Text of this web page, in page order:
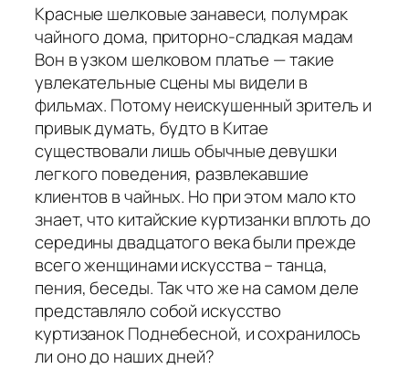
Красные шелковые занавеси, полумрак
чайного дома, приторно-сладкая мадам
Вон в узком шелковом платье — такие
увлекательные сцены мы видели в
фильмах. Потому неискушенный зритель и
привык думать, будто в Китае
существовали лишь обычные девушки
легкого поведения, развлекавшие
клиентов в чайных. Но при этом мало кто
знает, что китайские куртизанки вплоть до
середины двадцатого века были прежде
всего женщинами искусства – танца,
пения, беседы. Так что же на самом деле
представляло собой искусство
куртизанок Поднебесной, и сохранилось
ли оно до наших дней?